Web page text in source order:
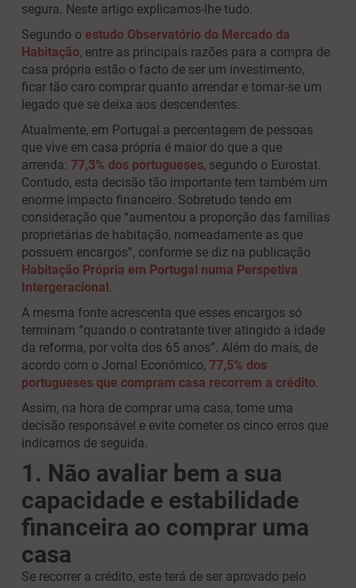
segura. Neste artigo explicamos-lhe tudo.
Segundo o estudo Observatório do Mercado da
Habitação, entre as principais razões para a compra de
casa própria estão o facto de ser um investimento,
ficar tão caro comprar quanto arrendar e tornar-se um
legado que se deixa aos descendentes.
Atualmente, em Portugal a percentagem de pessoas
que vive em casa própria é maior do que a que
arrenda: 77,3% dos portugueses, segundo o Eurostat.
Contudo, esta decisão tão importante tem também um
enorme impacto financeiro. Sobretudo tendo em
consideração que “aumentou a proporção das famílias
proprietárias de habitação, nomeadamente as que
possuem encargos”, conforme se diz na publicação
Habitação Própria em Portugal numa Perspetiva
Intergeracional
A mesma fonte acrescenta que esses encargos só
terminam “quando o contratante tiver atingido a idade
da reforma, por volta dos 65 anos”. Além do mais, de
acordo com o Jornal Económico, 77,5% dos
portugueses que compram casa recorrem a crédito
Assim, na hora de comprar uma casa, tome uma
decisão responsável e evite cometer os cinco erros que
indicamos de seguida.
1. Não avaliar bem a sua
capacidade e estabilidade
financeira ao comprar uma
casa
Se recorrer a crédito, este terá de ser aprovado pelo